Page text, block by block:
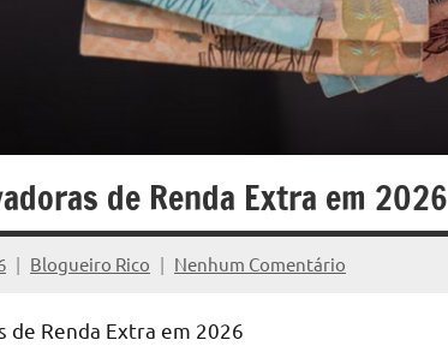
de Renda Extra em 2026
Blogueiro Rico Nenhum Comentário
de Renda Extra em 2026